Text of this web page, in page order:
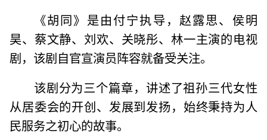
《胡同》是由付宁执导，赵露思、侯明
昊、蔡文静、刘欢、关晓彤、林一主演的电视
剧，该剧自官宣演员阵容就备受关注。
该剧分为三个篇章，讲述了祖孙三代女性
从居委会的开创、发展到发扬，始终秉持为人
民服务之初心的故事。